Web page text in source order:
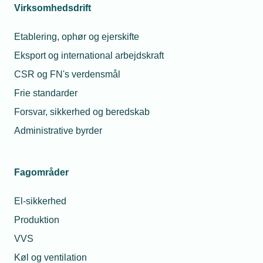
Virksomhedsdrift
Etablering, ophør og ejerskifte
Eksport og international arbejdskraft
CSR og FN's verdensmål
Frie standarder
Forsvar, sikkerhed og beredskab
Administrative byrder
Fagområder
El-sikkerhed
Produktion
VVS
Køl og ventilation
plads til forbedringer, mener
være grønnere
CO2-udledningen i byggeriet –
men kravene skal være realistiske
TEKNIQ.
24. juni 2024
Få styr på din CBAM-
rapportering
Nu har TEKNIQ Arbejdsgivernes
rapportering, gældende f.eks.